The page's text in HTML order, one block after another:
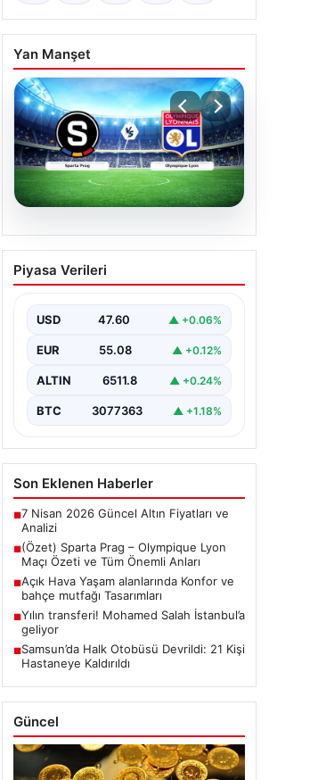
Yan Manşet
05.08.2026
(Özet) Sparta Prag –
Olympique Lyon Maçı
Anları
Piyasa Verileri
USD 47.60 ▲ +0.06%
EUR 55.08 ▲ +0.12%
ALTIN 6511.8 ▲ +0.24%
BTC 3077363 ▲ +1.18%
Son Eklenen Haberler
■7 Nisan 2026 Güncel Altın Fiyatları ve
Analizi
■(Özet) Sparta Prag – Olympique Lyon
Maçı Özeti ve Tüm Önemli Anları
■Açık Hava Yaşam alanlarında Konfor ve
bahçe mutfağı Tasarımları
■Yılın transferi! Mohamed Salah İstanbul’a
geliyor
■Samsun’da Halk Otobüsü Devrildi: 21 Kişi
Hastaneye Kaldırıldı
Güncel